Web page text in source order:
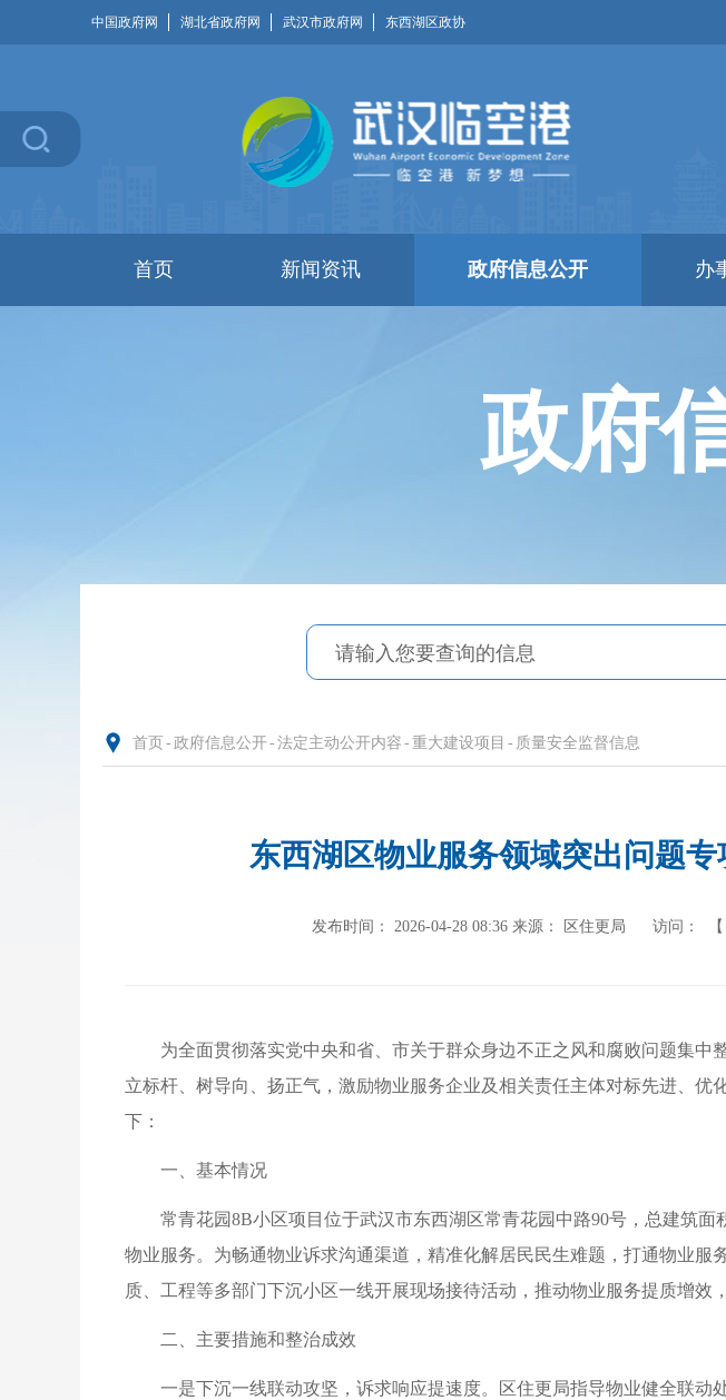
中国政府网 湖北省政府网 武汉市政府网 东西湖区政协
首页 新闻资讯 政府信息公开 办
政府
首页 - 政府信息公开- 法定主动公开内容 - 重大建设项目 - 质量安全监督信息
东西湖区物业服务领域突出问题专
发布时间： 2026-04-28 08:36 来源： 区住更局 访问：
为全面贯彻落实党中央和省、市关于群众身边不正之风和腐败问题集
立标杆、树导向、扬正气，激励物业服务企业及相关责任主体对标先进、
下：
一、基本情况
常青花园8B小区项目位于武汉市东西湖区常青花园中路90号，总建筑
物业服务。为畅通物业诉求沟通渠道，精准化解居民民生难题，打通物业
质、工程等多部门下沉小区一线开展现场接待活动，推动物业服务提质增效
二、主要措施和整治成效
一是下沉一线联动攻坚，诉求响应提速度。区住更局指导物业健全联动